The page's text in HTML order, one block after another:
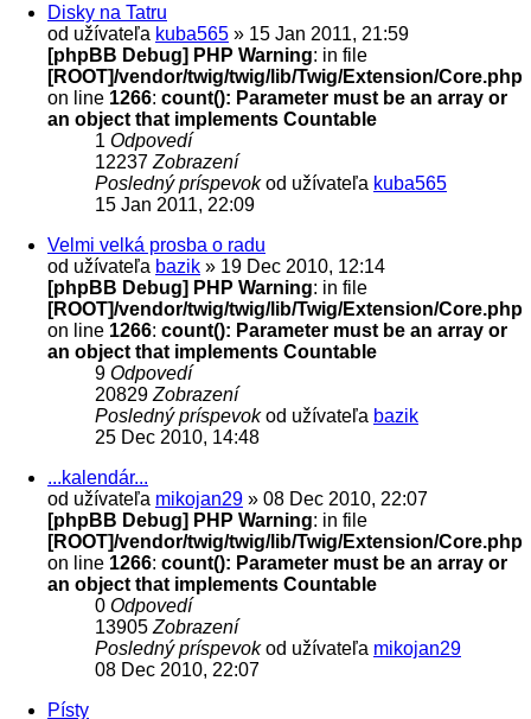
Disky na Tatru
od užívateľa kuba565 » 15 Jan 2011, 21:59
[phpBB Debug] PHP Warning: in file
[ROOT]/vendor/twig/twig/lib/Twig/Extension/Core.php
on line 1266: count(): Parameter must be an array or
an object that implements Countable
1 Odpovedí
12237 Zobrazení
Posledný príspevokod užívateľa kuba565
15 Jan 2011, 22:09
Velmi velká prosba o radu
od užívateľa bazik » 19 Dec 2010, 12:14
[phpBB Debug] PHP Warning: in file
[ROOT]/vendor/twig/twig/lib/Twig/Extension/Core.php
on line 1266: count(): Parameter must be an array or
an object that implements Countable
9 Odpovedí
20829 Zobrazení
Posledný príspevokod užívateľa bazik
25 Dec 2010, 14:48
...kalendár...
od užívateľa mikojan29 » 08 Dec 2010, 22:07
[phpBB Debug] PHP Warning: in file
[ROOT]/vendor/twig/twig/lib/Twig/Extension/Core.php
on line 1266: count(): Parameter must be an array or
an object that implements Countable
0 Odpovedí
13905 Zobrazení
Posledný príspevokod užívateľa mikojan29
08 Dec 2010, 22:07
Písty